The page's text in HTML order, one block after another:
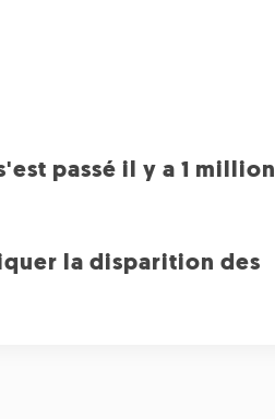
passé il y a 1 million
la disparition des